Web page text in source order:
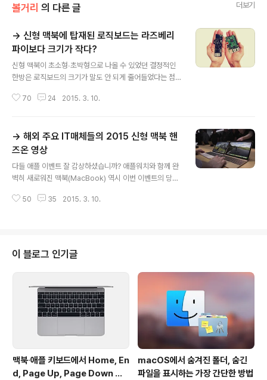
볼거리 의 다른 글 더보기
→ 신형 맥북에 탑재된 로직보드는 라즈베리
파이보다 크기가 작다?
신형 맥북이 초소형∙초박형으로 나올 수 있었던 결정적인
한방은 로직보드의 크기가 말도 안 되게 줄어들었다는 점
다 67%나 작아졌다고 하죠? 프로세서와 메모리를 포함한
래 두 이미지를 보면 단번에 이해가 가실 겁니다.미국의 디
지털 트렌드지가 새 로직보드 크기에 관한 매우 흥미로운
사실을 발견했는데, 맥북에 탑재되는 로직보드의 면적이
싱글 보드 컴퓨터인 라즈베리파이(Raspberry Pi)보다도
작다고 합니다.라즈베리파이 B+ 기판의 경우 돌기를 제외
하면 가로 세로 길이가 약 85.6 x 56.5 mm입니다. 면적
70 24 2015. 3. 10.
→ 해외 주요 IT매체들의 2015 신형 맥북 핸
즈온 영상
다들 애플 이벤트 잘 감상하셨습니까? 애플워치와 함께 완
벽히 새로워진 맥북(MacBook) 역시 이번 이벤트의 당당
뭘로 불러야 할지 모를 얇은 자태하며, 인치당 226개의 픽
술이 이뤄졌습니다. 또 얇은 배터리를 겹겹이 쌓아 충분한
사용시간을 확보하는 동시에, 섀시 내부의 남는 공간을 최
대한 활용하는 꼼꼼함까지 보여주는 데에서 놀라움을 금치
못했습니다. 그러면서도 무게는 겨우 920그램에 불과합니
다.하지만 이러한 장점에도 불구하고 과도하게 단순해진
단자 구성과 1299~1599달러라는 ..
50 35 2015. 3. 10.
이 블로그 인기글
맥북∙애플 키보드에서 Home, En
d, Page Up, Page Down 키
macOS에서 숨겨진 폴더, 숨긴
파일을 표시하는 가장 간단한 방법